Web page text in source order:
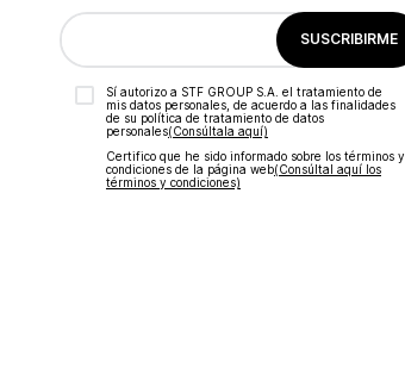
SUSCRIBIRME
Sí autorizo a STF GROUP S.A. el tratamiento de
mis datos personales, de acuerdo a las finalidades
de su política de tratamiento de datos
personales‎(Consúltala aquí)
Certifico que he sido informado sobre los términos y
condiciones de la página web‎(Consúltal aquí los
términos y condiciones)